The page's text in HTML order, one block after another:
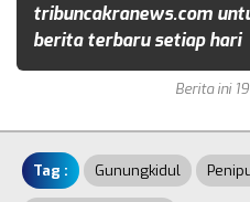
tribuncakranews.com
berita terbaru setiap hari
Berita ini
Tag : Gunungkidul